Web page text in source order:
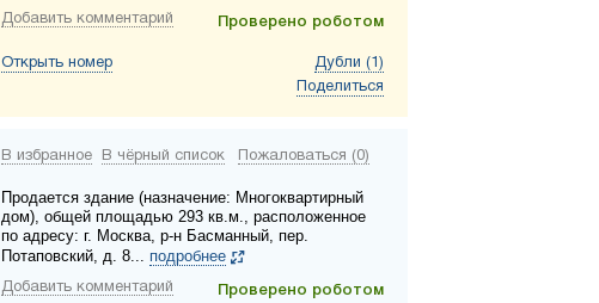
Проверено роботом
Добавить комментарий
Открыть номер
Дубли (1)
Поделиться
В избранное В чёрный список Пожаловаться (0)
Продается здание (назначение: Многоквартирный
дом), общей площадью 293 кв.м., расположенное
по адресу: г. Москва, р-н Басманный, пер.
Потаповский, д. 8... подробнее
Проверено роботом
Добавить комментарий